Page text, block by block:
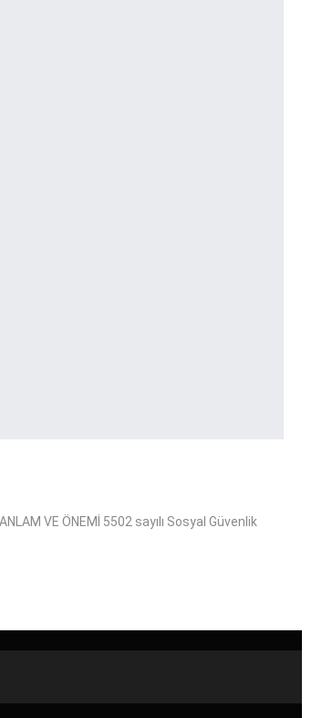
VE ÖNEMİ 5502 sayılı Sosyal Güvenlik